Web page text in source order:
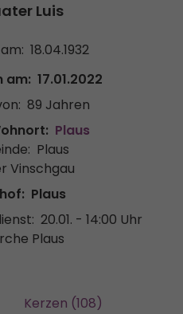
Luis
18.04.1932
am: 17.01.2022
89 Jahren
Plaus
Plaus
Vinschgau
Plaus
20.01. - 14:00 Uhr
Plaus
Kerzen (108)